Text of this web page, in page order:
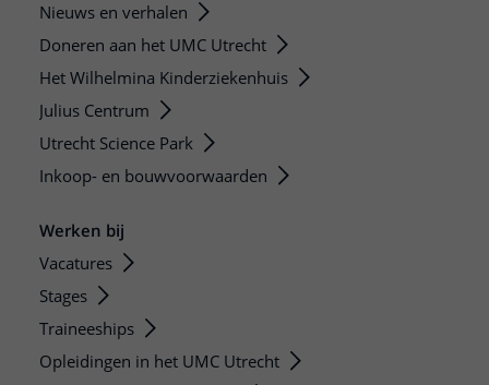
Nieuws en verhalen
Doneren aan het UMC Utrecht
Het Wilhelmina Kinderziekenhuis
Julius Centrum
Utrecht Science Park
Inkoop- en bouwvoorwaarden
Werken bij
Vacatures
Stages
Traineeships
Opleidingen in het UMC Utrecht